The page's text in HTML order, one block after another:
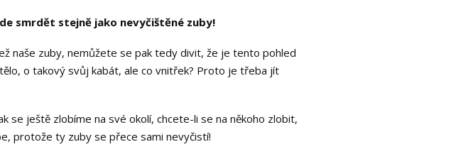
smrdět stejně jako nevyčištěné zuby!
naše zuby, nemůžete se pak tedy divit, že je tento pohled
o takový svůj kabát, ale co vnitřek? Proto je třeba jít
se ještě zlobíme na své okolí, chcete-li se na někoho zlobit,
protože ty zuby se přece sami nevyčistí!